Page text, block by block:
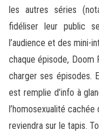
les autres séries
fidéliser leur public
l’audience et des mini-
chaque épisode, Doom
charger ses épisodes.
est remplie d’info à
l’homosexualité
reviendra sur le tapis.